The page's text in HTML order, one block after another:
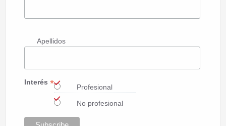
Apellidos
Interés *
Profesional
No profesional